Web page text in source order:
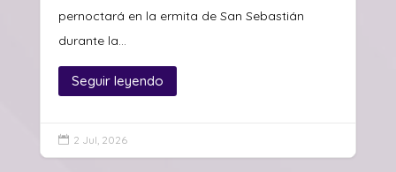
pernoctará en la ermita de San Sebastián
durante la...
Seguir leyendo
 2 Jul, 2026